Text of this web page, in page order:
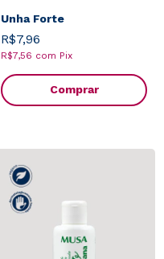
Unha Forte
R$7,96
R$7,56 com Pix
Comprar